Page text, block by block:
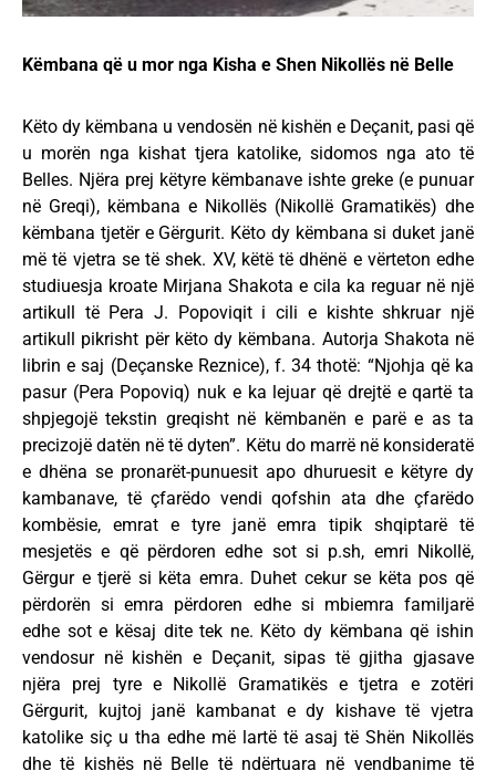
Këmbana që u mor nga Kisha e Shen Nikollës në Belle
Këto dy këmbana u vendosën në kishën e Deçanit, pasi që
u morën nga kishat tjera katolike, sidomos nga ato të
Belles. Njëra prej këtyre këmbanave ishte greke (e punuar
në Greqi), këmbana e Nikollës (Nikollë Gramatikës) dhe
këmbana tjetër e Gërgurit. Këto dy këmbana si duket janë
më të vjetra se të shek. XV, këtë të dhënë e vërteton edhe
studiuesja kroate Mirjana Shakota e cila ka reguar në një
artikull të Pera J. Popoviqit i cili e kishte shkruar një
artikull pikrisht për këto dy këmbana. Autorja Shakota në
librin e saj (Deçanske Reznice), f. 34 thotë: “Njohja që ka
pasur (Pera Popoviq) nuk e ka lejuar që drejtë e qartë ta
shpjegojë tekstin greqisht në këmbanën e parë e as ta
precizojë datën në të dyten”. Këtu do marrë në konsideratë
e dhëna se pronarët-punuesit apo dhuruesit e këtyre dy
kambanave, të çfarëdo vendi qofshin ata dhe çfarëdo
kombësie, emrat e tyre janë emra tipik shqiptarë të
mesjetës e që përdoren edhe sot si p.sh, emri Nikollë,
Gërgur e tjerë si këta emra. Duhet cekur se këta pos që
përdorën si emra përdoren edhe si mbiemra familjarë
edhe sot e kësaj dite tek ne. Këto dy këmbana që ishin
vendosur në kishën e Deçanit, sipas të gjitha gjasave
njëra prej tyre e Nikollë Gramatikës e tjetra e zotëri
Gërgurit, kujtoj janë kambanat e dy kishave të vjetra
katolike siç u tha edhe më lartë të asaj të Shën Nikollës
dhe të kishës në Belle të ndërtuara në vendbanime të